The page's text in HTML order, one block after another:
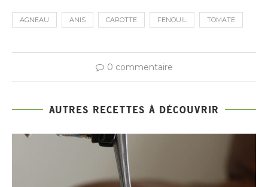
AGNEAU ANIS CAROTTE FENOUIL TOMATE
0 commentaire
AUTRES RECETTES À DÉCOUVRIR